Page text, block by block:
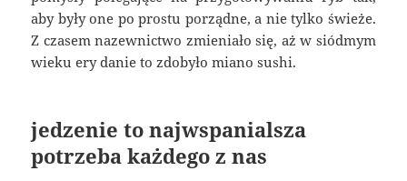
aby były one po prostu porządne, a nie tylko świeże.
Z czasem nazewnictwo zmieniało się, aż w siódmym
wieku ery danie to zdobyło miano sushi.
jedzenie to najwspanialsza
potrzeba każdego z nas